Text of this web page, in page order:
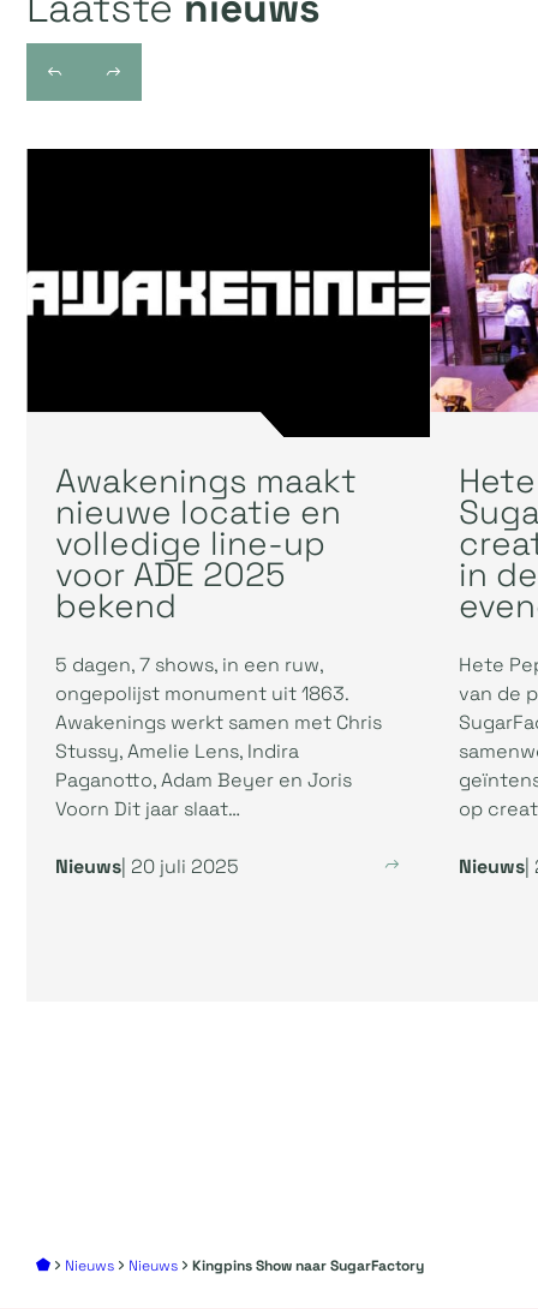
Awakenings maakt
nieuwe locatie en
volledige line-up
voor ADE 2025
bekend
5 dagen, 7 shows, in een ruw,
ongepolijst monument uit 1863.
Awakenings werkt samen met Chris
Stussy, Amelie Lens, Indira
Paganotto, Adam Beyer en Joris
Voorn Dit jaar slaat…
Nieuws | 20 juli 2025
in de
Hete
van de
op
Nieuws
Nieuws Nieuws Kingpins Show naar SugarFactory